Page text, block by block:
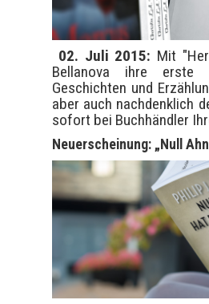
02. Juli 2015: Mit
Bellanova ihre erste
Geschichten und
aber auch nachdenklich
sofort bei Buchhändler
Neuerscheinung: „Null